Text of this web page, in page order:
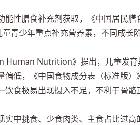
能性膳食补充剂获取，《中国居民膳
青少年重点补充营养素，不同成长
Human Nutrition》提出，儿童发育
低，《中国食物成分表（标准版）》
食极易出现摄入不足，不利于骨骼
中挑食、少食肉类、主食占比过高